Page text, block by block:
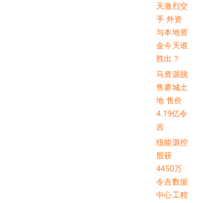
天激烈交
手 外资
与本地资
金今天谁
胜出？
马资源脱
售赛城土
地 售价
4.19亿令
吉
纽能源控
股获
4450万
令吉数据
中心工程